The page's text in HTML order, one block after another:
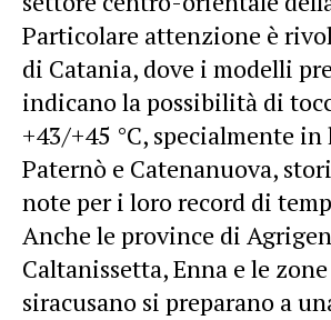
Particolare attenzione è
di Catania, dove i modelli
indicano la possibilità di
+43/+45 °C, specialmente
Paternò e Catenanuova,
note per i loro record di
Anche le province di
Caltanissetta, Enna e le
siracusano si preparano a